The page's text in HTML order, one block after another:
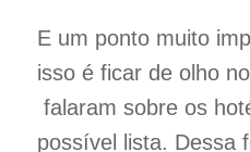
E um ponto muito
isso é ficar de olho
falaram sobre os
possível lista. Dessa